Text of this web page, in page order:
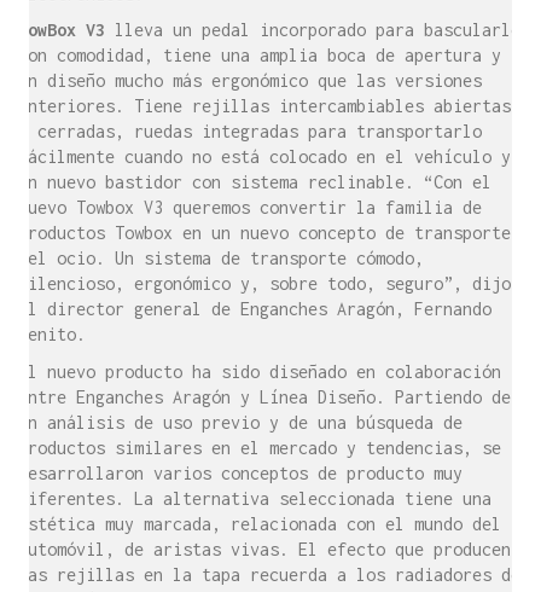
TowBox V3 lleva un pedal incorporado para bascularlo
con comodidad, tiene una amplia boca de apertura y
un diseño mucho más ergonómico que las versiones
anteriores. Tiene rejillas intercambiables abiertas
o cerradas, ruedas integradas para transportarlo
fácilmente cuando no está colocado en el vehículo y
un nuevo bastidor con sistema reclinable. “Con el
nuevo Towbox V3 queremos convertir la familia de
productos Towbox en un nuevo concepto de transporte
del ocio. Un sistema de transporte cómodo,
silencioso, ergonómico y, sobre todo, seguro”, dijo
el director general de Enganches Aragón, Fernando
Benito.
El nuevo producto ha sido diseñado en colaboración
entre Enganches Aragón y Línea Diseño. Partiendo de
un análisis de uso previo y de una búsqueda de
productos similares en el mercado y tendencias, se
desarrollaron varios conceptos de producto muy
diferentes. La alternativa seleccionada tiene una
estética muy marcada, relacionada con el mundo del
automóvil, de aristas vivas. El efecto que producen
las rejillas en la tapa recuerda a los radiadores de